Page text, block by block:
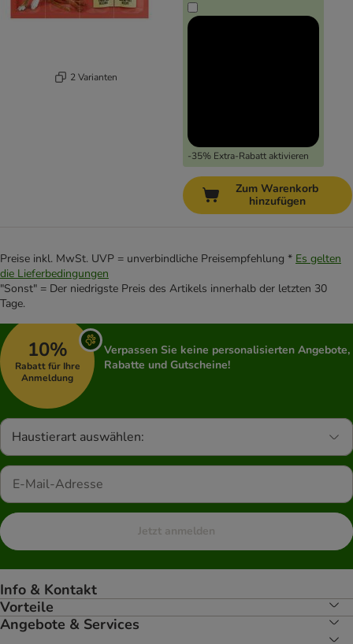
2 Varianten
-35% Extra-Rabatt aktivieren
Zum Warenkorb
hinzufügen
Preise inkl. MwSt. UVP = unverbindliche Preisempfehlung * Es gelten
die Lieferbedingungen
"Sonst" = Der niedrigste Preis des Artikels innerhalb der letzten 30
Tage.
10%
Rabatt für Ihre
Anmeldung
Verpassen Sie keine personalisierten Angebote,
Rabatte und Gutscheine!
Haustierart auswählen:
Jetzt anmelden
Info & Kontakt
Vorteile
Angebote & Services